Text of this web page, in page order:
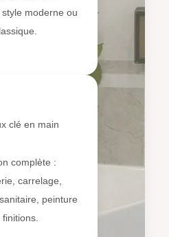
moderne ou
clé en main
complète :
carrelage,
peinture
finitions.